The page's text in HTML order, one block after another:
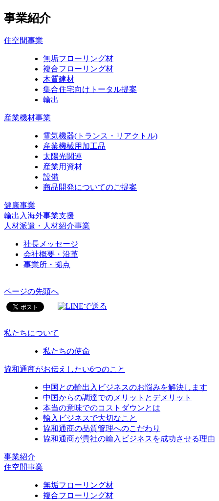
事業紹介
住空間事業
無垢フローリング材
複合フローリング材
木質建材
集合住宅向けトータル提案
輸出
産業機材事業
電気機器(トランス・リアクトル)
産業機械用加工品
太陽光関連
産業用資材
設備
商品開発についてのご提案
健康事業
輸出入海外事業支援
人材派遣・人材紹介事業
社長メッセージ
会社概要・沿革
事業所・拠点
ページの先頭へ
私たちについて
私たちの使命
協和通商がお伝えしたい6つのこと
中国との輸出入ビジネスのお悩みを解決します
中国からの調達でのメリットとデメリット
本当の意味でのコストダウンとは
輸入ビジネスで大切なこと
協和通商の品質管理へのこだわり
協和通商が貴社の輸入ビジネスを成功させる理由
事業紹介
住空間事業
無垢フローリング材
複合フローリング材